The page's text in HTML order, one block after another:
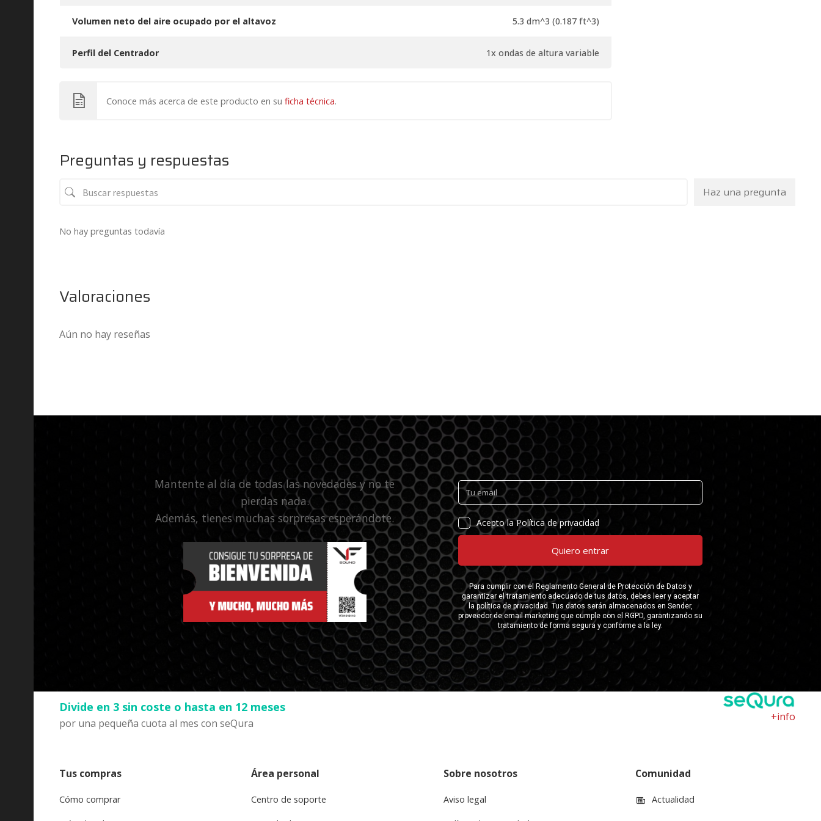
Volumen neto del aire ocupado por el altavoz 5.3 dm^3 (0.187 ft^3)
Perfil del Centrador 1x ondas de altura variable
Conoce más acerca de este producto en su ficha técnica.
Preguntas y respuestas
Haz una pregunta
No hay preguntas todavía
Valoraciones
Aún no hay reseñas
Mantente al día de todas las novedades y no te
pierdas nada.
Además, tienes muchas sorpresas esperándote.
Divide en 3 sin coste o hasta en 12 meses
por una pequeña cuota al mes con seQura
+info
Tus compras
Cómo comprar
Área personal
Centro de soporte
Sobre nosotros
Aviso legal
Comunidad
Actualidad